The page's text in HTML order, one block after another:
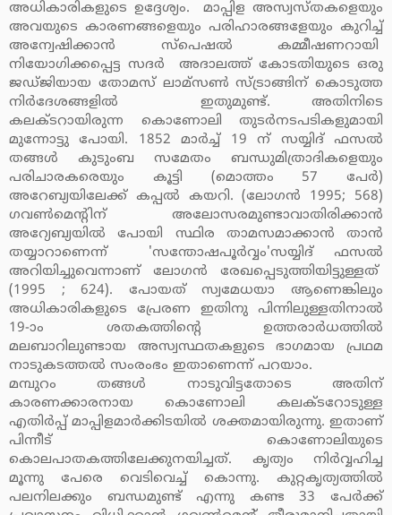
അധികാരികളുടെ ഉദ്ദേശ്യം. മാപ്പിള അസ്വസ്തകളെയും
അവയുടെ കാരണങ്ങളെയും പരിഹാരങ്ങളേയും കുറിച്ച്
അന്വേഷിക്കാന്‍ സ്‌പെഷല്‍ കമ്മീഷണറായി
നിയോഗിക്കപ്പെട്ട സദര്‍ അദാലത്ത് കോടതിയുടെ ഒരു
ജഡ്ജിയായ തോമസ് ലാമ്‌സണ്‍ സ്ട്രാങ്ങിന് കൊടുത്ത
നിര്‍ദേശങ്ങളില്‍ ഇതുമുണ്ട്. അതിനിടെ
കലക്ടറായിരുന്ന കൊണോലി തുടര്‍നടപടികളുമായി
മുന്നോട്ടു പോയി. 1852 മാര്‍ച്ച് 19 ന് സയ്യിദ് ഫസല്‍
തങ്ങള്‍ കുടുംബ സമേതം ബന്ധുമിത്രാദികളെയും
പരിചാരകരെയും കൂട്ടി (മൊത്തം 57 പേര്‍)
അറേബ്യയിലേക്ക് കപ്പല്‍ കയറി. (ലോഗന്‍ 1995; 568)
ഗവണ്‍മെന്റിന് അലോസരമുണ്ടാവാതിരിക്കാന്‍
അറ്യേബ്യയില്‍ പോയി സ്ഥിര താമസമാക്കാന്‍ താന്‍
തയ്യാറാണെന്ന് 'സന്തോഷപൂര്‍വ്വം'സയ്യിദ് ഫസല്‍
അറിയിച്ചുവെന്നാണ് ലോഗന്‍ രേഖപ്പെടുത്തിയിട്ടുള്ളത്
(1995 ; 624). പോയത് സ്വമേധയാ ആണെങ്കിലും
അധികാരികളുടെ പ്രേരണ ഇതിനു പിന്നിലുള്ളതിനാല്‍
19-ാം ശതകത്തിന്റെ ഉത്തരാര്‍ധത്തില്‍
മലബാറിലുണ്ടായ അസ്വസ്ഥതകളുടെ ഭാഗമായ പ്രഥമ
നാടുകടത്തല്‍ സംരംഭം ഇതാണെന്ന് പറയാം.
മമ്പുറം തങ്ങള്‍ നാടുവിട്ടതോടെ അതിന്
കാരണക്കാരനായ കൊണോലി കലക്ടറോടുള്ള
എതിര്‍പ്പ് മാപ്പിളമാര്‍ക്കിടയില്‍ ശക്തമായിരുന്നു. ഇതാണ്
പിന്നീട് കൊണോലിയുടെ
കൊലപാതകത്തിലേക്കുനയിച്ചത്. കൃത്യം നിര്‍വ്വഹിച്ച
മൂന്നു പേരെ വെടിവെച്ച് കൊന്നു. കുറ്റകൃത്യത്തില്‍
പലനിലക്കും ബന്ധമുണ്ട് എന്നു കണ്ട 33 പേര്‍ക്ക്